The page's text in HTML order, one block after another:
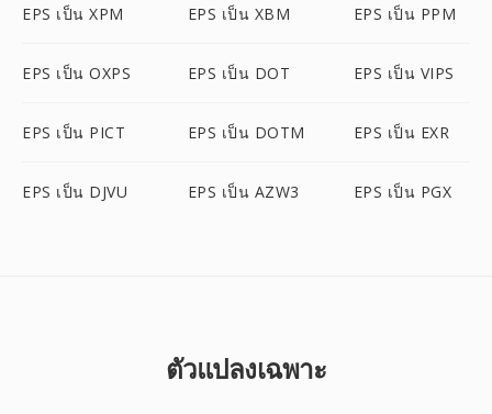
EPS เป็น XPM EPS เป็น XBM EPS เป็น PPM
EPS เป็น OXPS EPS เป็น DOT EPS เป็น VIPS
EPS เป็น PICT EPS เป็น DOTM EPS เป็น EXR
EPS เป็น DJVU EPS เป็น AZW3 EPS เป็น PGX
ตัวแปลงเฉพาะ